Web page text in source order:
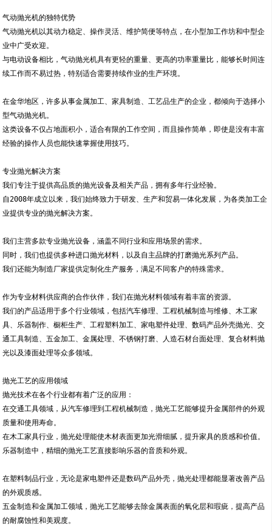
气动抛光机的独特优势
气动抛光机以其动力稳定、操作灵活、维护简便等特点，在小型加工作坊和中型企
业中广受欢迎。
与电动设备相比，气动抛光机具有更轻的重量、更高的功率重量比，能够长时间连
续工作而不易过热，特别适合需要持续作业的生产环境。
在金华地区，许多从事金属加工、家具制造、工艺品生产的企业，都倾向于选择小
型气动抛光机。
这类设备不仅占地面积小，适合有限的工作空间，而且操作简单，即使是没有丰富
经验的操作人员也能快速掌握使用技巧。
专业抛光解决方案
我们专注于提供高品质的抛光设备及相关产品，拥有多年行业经验。
自2008年成立以来，我们始终致力于研发、生产和贸易一体化发展，为各类加工企
业提供专业的抛光解决方案。
我们主营多款专业抛光设备，涵盖不同行业和应用场景的需求。
同时，我们也提供多种进口抛光材料，以及自主品牌的打磨抛光系列产品。
我们还能为制造厂家提供定制化生产服务，满足不同客户的特殊需求。
作为专业材料供应商的合作伙伴，我们在抛光材料领域有着丰富的资源。
我们的产品适用于多个行业领域，包括汽车修理、工程机械制造与维修、木工家
具、乐器制作、橱柜生产、工程塑料加工、家电塑件处理、数码产品外壳抛光、交
通工具制造、五金加工、金属处理、不锈钢打磨、人造石材台面处理、复合材料抛
光以及漆面处理等众多领域。
抛光工艺的应用领域
抛光技术在各个行业都有着广泛的应用：
在交通工具领域，从汽车修理到工程机械制造，抛光工艺能够提升金属部件的外观
质量和使用寿命。
在木工家具行业，抛光处理能使木材表面更加光滑细腻，提升家具的质感和价值。
乐器制造中，精细的抛光工艺直接影响乐器的音质和外观。
在塑料制品行业，无论是家电塑件还是数码产品外壳，抛光处理都能显著改善产品
的外观质感。
五金制造和金属加工领域，抛光工艺能够去除金属表面的氧化层和瑕疵，提高产品
的耐腐蚀性和美观度。